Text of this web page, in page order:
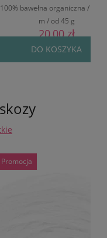
100% bawełna organiczna / od
m / od 45 g
20,00 zł
DO KOSZYKA
Promocja